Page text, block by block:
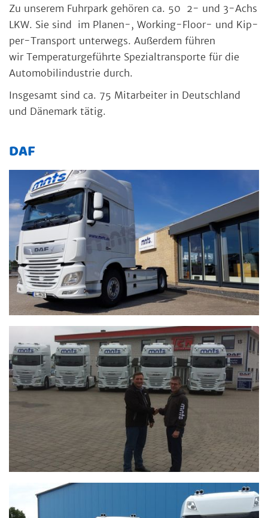
Zu un­se­rem Fuhr­park ge­hö­ren ca. 50 2- und 3-Achs
LKW. Sie sind im Pla­nen-, Working-Floor- und Kip­
per-Trans­port un­ter­wegs. Au­ßer­dem füh­ren
wir Tem­pe­ra­tur­ge­führ­te Spe­zi­al­trans­por­te für die
Au­to­mo­bil­in­dus­trie durch.
Ins­ge­samt sind ca. 75 Mit­ar­bei­ter in Deutsch­land
und Dä­ne­mark tä­tig.
DAF